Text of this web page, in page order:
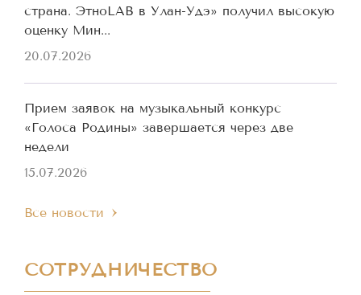
страна. ЭтноLAB в Улан-Удэ» получил высокую
оценку Мин...
20.07.2026
Прием заявок на музыкальный конкурс
«Голоса Родины» завершается через две
недели
15.07.2026
Все новости
СОТРУДНИЧЕСТВО